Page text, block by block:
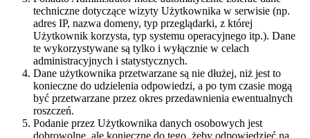
techniczne dotyczące wizyty Użytkownika w serwisie (np.
adres IP, nazwa domeny, typ przeglądarki, z której
Użytkownik korzysta, typ systemu operacyjnego itp.). Dane
te wykorzystywane są tylko i wyłącznie w celach
administracyjnych i statystycznych.
Dane użytkownika przetwarzane są nie dłużej, niż jest to
konieczne do udzielenia odpowiedzi, a po tym czasie mogą
być przetwarzane przez okres przedawnienia ewentualnych
roszczeń.
Podanie przez Użytkownika danych osobowych jest
dobrowolne, ale konieczne do tego, żeby odpowiedzieć na